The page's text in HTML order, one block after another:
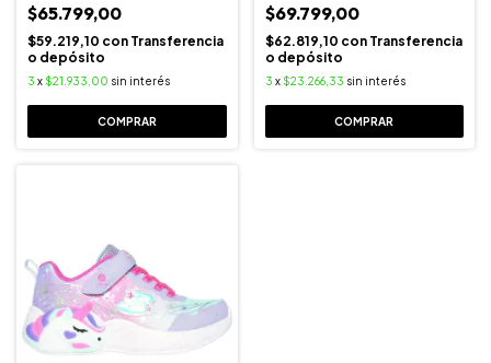
$65.799,00
$59.219,10 con Transferencia
o depósito
3 x $21.933,00 sin interés
COMPRAR
$69.799,00
$62.819,10 con Transferencia
o depósito
3 x $23.266,33 sin interés
COMPRAR